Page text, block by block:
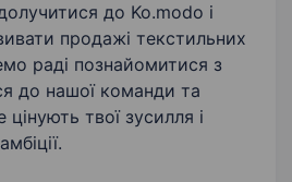
до Ko.modo і
продажі текстильних
раді познайомитися з
до нашої команди та
твої зусилля і